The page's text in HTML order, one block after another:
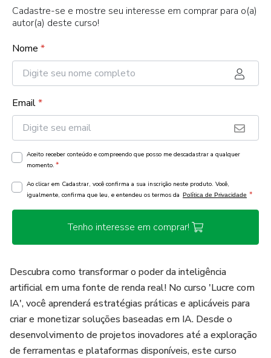
Cadastre-se e mostre seu interesse em comprar para o(a)
autor(a) deste curso!
Nome *
Email*
Aceito receber conteúdo e compreendo que posso me descadastrar a qualquer
momento. *
Ao clicar em Cadastrar, você confirma a sua inscrição neste produto. Você,
igualmente, confirma que leu, e entendeu os termos da Política de Privacidade *
Tenho interesse em comprar!
Descubra como transformar o poder da inteligência
artificial em uma fonte de renda real! No curso 'Lucre com
IA', você aprenderá estratégias práticas e aplicáveis para
criar e monetizar soluções baseadas em IA. Desde o
desenvolvimento de projetos inovadores até a exploração
de ferramentas e plataformas disponíveis, este curso